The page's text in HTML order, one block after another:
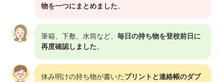
物を一つにまとめました。
筆箱、下敷、水筒など、毎日の持ち物を登校前日に
再度確認しました。
休み明けの持ち物が書いたプリントと連絡帳のダブ